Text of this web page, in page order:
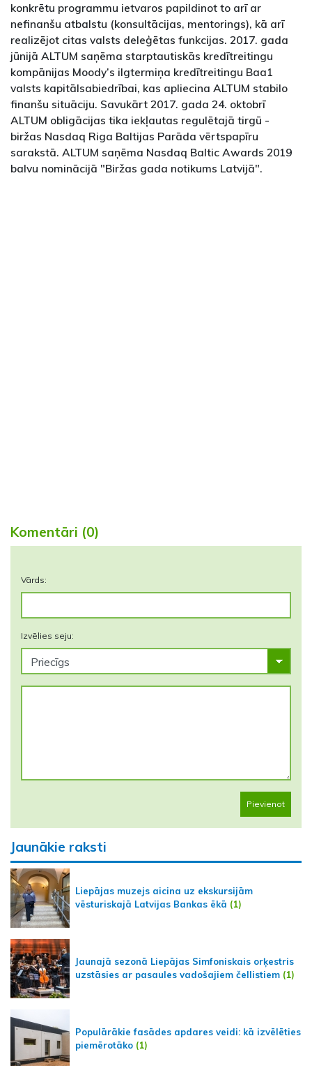
konkrētu programmu ietvaros papildinot to arī ar
nefinanšu atbalstu (konsultācijas, mentorings), kā arī
realizējot citas valsts deleģētas funkcijas. 2017. gada
jūnijā ALTUM saņēma starptautiskās kredītreitingu
kompānijas Moody’s ilgtermiņa kredītreitingu Baa1
valsts kapitālsabiedrībai, kas apliecina ALTUM stabilo
finanšu situāciju. Savukārt 2017. gada 24. oktobrī
ALTUM obligācijas tika iekļautas regulētajā tirgū -
biržas Nasdaq Riga Baltijas Parāda vērtspapīru
sarakstā. ALTUM saņēma Nasdaq Baltic Awards 2019
balvu nominācijā "Biržas gada notikums Latvijā".
Komentāri (0)
Vārds:
Izvēlies seju:
Pievienot
Jaunākie raksti
Liepājas muzejs aicina uz ekskursijām
vēsturiskajā Latvijas Bankas ēkā (1)
Jaunajā sezonā Liepājas Simfoniskais orķestris
uzstāsies ar pasaules vadošajiem čellistiem (1)
Populārākie fasādes apdares veidi: kā izvēlēties
piemērotāko (1)